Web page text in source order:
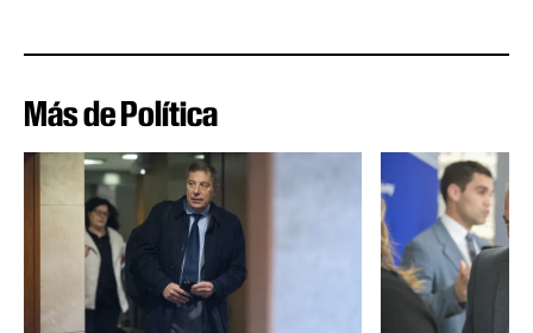
Más de Política